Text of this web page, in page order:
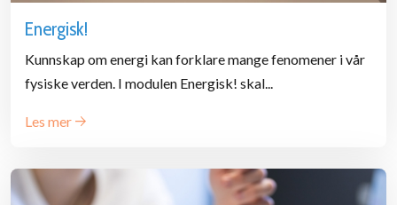
Energisk!
Kunnskap om energi kan forklare mange fenomener i vår
fysiske verden. I modulen Energisk! skal...
Les mer